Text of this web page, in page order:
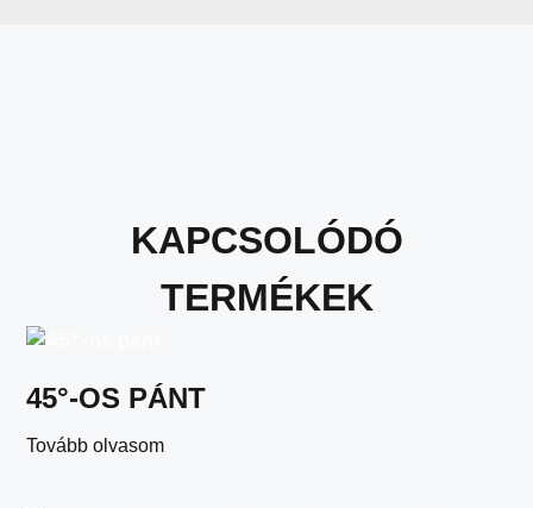
KAPCSOLÓDÓ
TERMÉKEK
45°-OS PÁNT
Tovább olvasom